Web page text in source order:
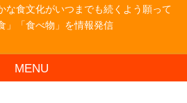
な食文化がいつまでも続くよう願って
「食べ物」を情報発信
MENU